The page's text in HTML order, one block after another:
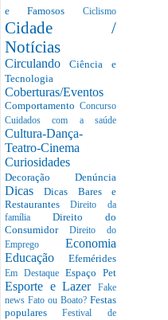
e Famosos Ciclismo
Cidade /
Notícias
CirculandoCiência e
Tecnologia
Coberturas/Eventos
Comportamento Concurso
Cuidados com a saúde
Cultura-Dança-
Teatro-Cinema
Curiosidades
Decoração Denúncia
DicasDicas Bares e
RestaurantesDireito da
família Direito do
Consumidor Direito do
Emprego Economia
Educação Efemérides
Em Destaque Espaço Pet
Esporte e Lazer
Fake
news Fato ou Boato? Festas
popularesFestival de